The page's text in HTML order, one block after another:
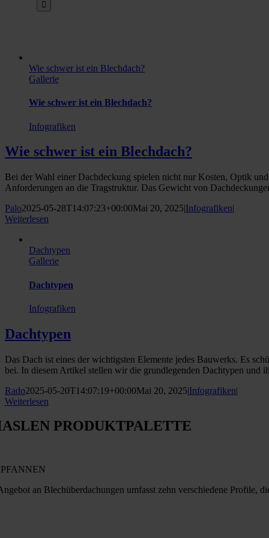
Wie schwer ist ein Blechdach?
Gallerie
Wie schwer ist ein Blechdach?
Infografiken
Wie schwer ist ein Blechdach?
Bei der Wahl einer Dachdeckung spielen nicht nur Kosten, Optik
Anforderungen an die Tragstruktur. Das Gewicht von
Palo2025-05-28T14:07:23+00:00Mai 20, 2025|Infografiken|
Weiterlesen
Dachtypen
Gallerie
Dachtypen
Infografiken
Dachtypen
Das Dach ist eines der wichtigsten Elemente jedes Bauwerks. Es
bei. In diesem Artikel stellen wir die grundlegenden Dachtypen und
Rado2025-05-20T14:07:19+00:00Mai 20, 2025|Infografiken|
Weiterlesen
PRODUKTPALETTE
an Blechüberdachungen umfasst zehn verschiedene Profile,